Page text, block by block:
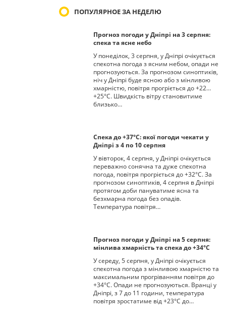
ПОПУЛЯРНОЕ ЗА НЕДЕЛЮ
Прогноз погоди у Дніпрі на 3 серпня:
спека та ясне небо
У понеділок, 3 серпня, у Дніпрі очікується
спекотна погода з ясним небом, опади не
прогнозуються. За прогнозом синоптиків,
ніч у Дніпрі буде ясною або з мінливою
хмарністю, повітря прогріється до +22…
+25°С. Швидкість вітру становитиме
близько…
Спека до +37°С: якої погоди чекати у
Дніпрі з 4 по 10 серпня
У вівторок, 4 серпня, у Дніпрі очікується
переважно сонячна та дуже спекотна
погода, повітря прогріється до +32°С. За
прогнозом синоптиків, 4 серпня в Дніпрі
протягом доби пануватиме ясна та
безхмарна погода без опадів.
Температура повітря…
Прогноз погоди у Дніпрі на 5 серпня:
мінлива хмарність та спека до +34°С
У середу, 5 серпня, у Дніпрі очікується
спекотна погода з мінливою хмарністю та
максимальним прогріванням повітря до
+34°С. Опади не прогнозуються. Вранці у
Дніпрі, з 7 до 11 години, температура
повітря зростатиме від +23°С до…